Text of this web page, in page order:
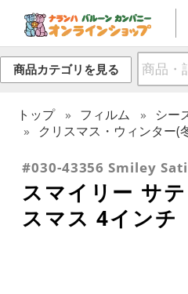
商品カテゴリを見る
トップ フィルム
シー
クリスマス・ウィンター(
#030-43356 Smiley
スマイリー サ
スマス 4インチ